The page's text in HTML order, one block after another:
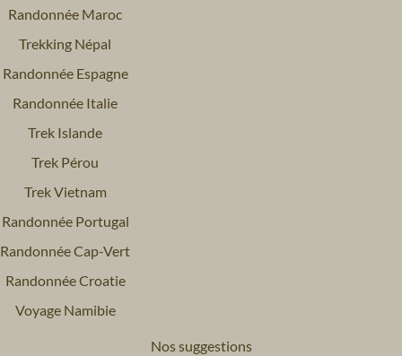
Randonnée Maroc
Trekking Népal
Randonnée Espagne
Randonnée Italie
Trek Islande
Trek Pérou
Trek Vietnam
Randonnée Portugal
Randonnée Cap-Vert
Randonnée Croatie
Voyage Namibie
Nos suggestions